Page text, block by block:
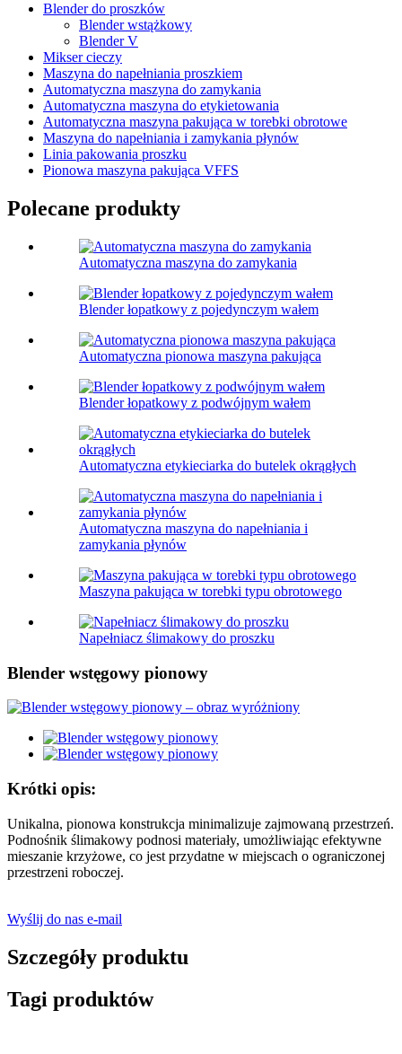
Blender do proszków
Blender wstążkowy
Blender V
Mikser cieczy
Maszyna do napełniania proszkiem
Automatyczna maszyna do zamykania
Automatyczna maszyna do etykietowania
Automatyczna maszyna pakująca w torebki obrotowe
Maszyna do napełniania i zamykania płynów
Linia pakowania proszku
Pionowa maszyna pakująca VFFS
Polecane produkty
Automatyczna maszyna do zamykania
Blender łopatkowy z pojedynczym wałem
Automatyczna pionowa maszyna pakująca
Blender łopatkowy z podwójnym wałem
Automatyczna etykieciarka do butelek okrągłych
Automatyczna maszyna do napełniania i
zamykania płynów
Maszyna pakująca w torebki typu obrotowego
Napełniacz ślimakowy do proszku
Blender wstęgowy pionowy
Krótki opis:
Unikalna, pionowa konstrukcja minimalizuje zajmowaną przestrzeń.
Podnośnik ślimakowy podnosi materiały, umożliwiając efektywne
mieszanie krzyżowe, co jest przydatne w miejscach o ograniczonej
przestrzeni roboczej.
Wyślij do nas e-mail
Szczegóły produktu
Tagi produktów